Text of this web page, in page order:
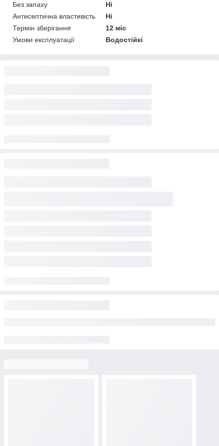
Без запаху
Ні
Антисептична властивість
Ні
Термін зберігання
12 міс
Умови експлуатації
Водостійкі